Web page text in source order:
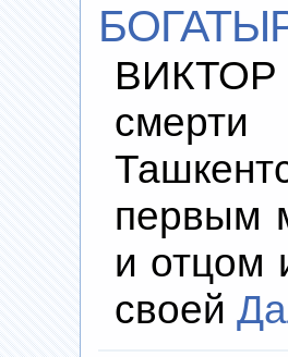
первым
и отцом
своей